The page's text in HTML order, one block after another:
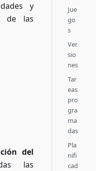
y
de las
del
las
Jue
go
s
Ver
sio
nes
Tar
eas
pro
gra
ma
das
Pla
nifi
cad